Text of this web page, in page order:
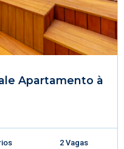
Apartamento à
2 Vagas